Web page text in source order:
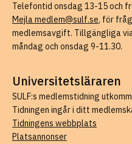
Telefontid onsdag 13-15 och
Mejla medlem@sulf.se, för
medlemsavgift. Tillgängliga
måndag och onsdag 9-11.30.
Universitetsläraren
SULF:s medlemstidning
Tidningen ingår i ditt
Tidningens webbplats
Platsannonser